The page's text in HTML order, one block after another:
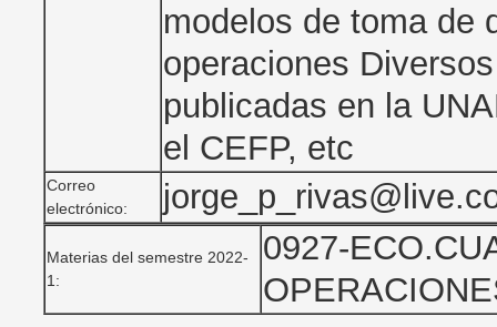
modelos de toma de
operaciones
publicadas en la
el CEFP, etc
Correo
electrónico:
Materias del semestre 2022-
1:
0927-